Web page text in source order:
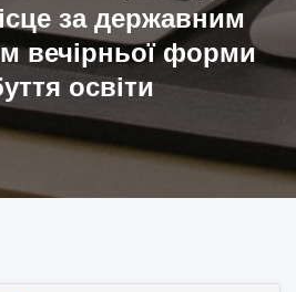
за державним
вечірньої форми
освіти